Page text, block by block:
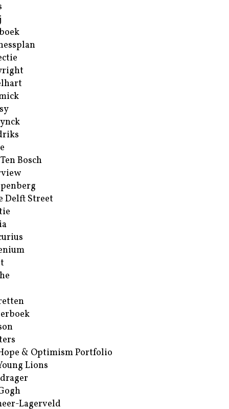
Bosch
Delft Street
& Optimism Portfolio
Lions
Lagerveld